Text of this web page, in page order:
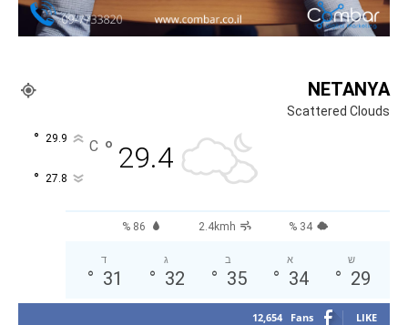
NETANYA
Scattered Clouds
29.4
°
C
29.9
°
27.8
°
86 % 2.4kmh 34 %
ש
29
°
א
34
°
ב
35
°
ג
32
°
ד
31
°
12,654 Fans LIKE